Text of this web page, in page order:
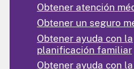
Obtener atención
Obtener un seguro
Obtener ayuda con la
planificación familiar
Obtener ayuda con